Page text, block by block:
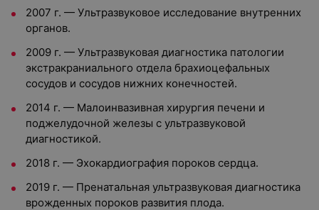
2007 г. — Ультразвуковое исследование внутренних
органов.
2009 г. — Ультразвуковая диагностика патологии
экстракраниального отдела брахиоцефальных
сосудов и сосудов нижних конечностей.
2014 г. — Малоинвазивная хирургия печени и
поджелудочной железы с ультразвуковой
диагностикой.
2018 г. — Эхокардиография пороков сердца.
2019 г. — Пренатальная ультразвуковая диагностика
врожденных пороков развития плода.